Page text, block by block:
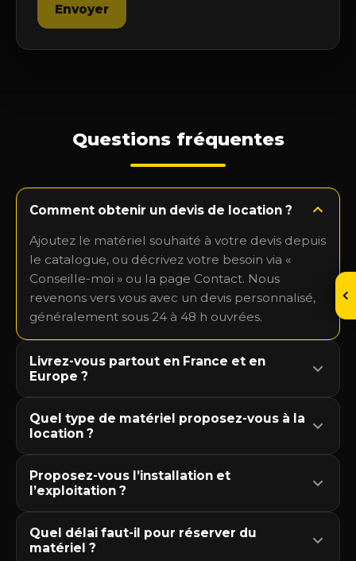
Envoyer
Questions fréquentes
Comment obtenir un devis de location ?
Ajoutez le matériel souhaité à votre devis depuis
le catalogue, ou décrivez votre besoin via «
Conseille-moi » ou la page Contact. Nous
revenons vers vous avec un devis personnalisé,
généralement sous 24 à 48 h ouvrées.
Livrez-vous partout en France et en
Europe ?
Quel type de matériel proposez-vous à la
location ?
Proposez-vous l’installation et
l’exploitation ?
Quel délai faut-il pour réserver du
matériel ?